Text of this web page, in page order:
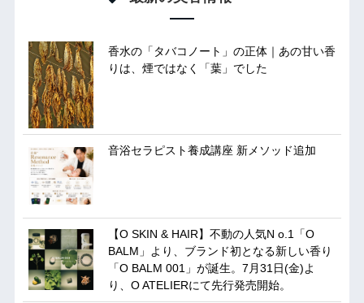
香水の「タバコノート」の正体｜あの甘い香
りは、煙ではなく「葉」でした
音浴セラピスト養成講座 新メソッド追加
【O SKIN & HAIR】不動の人気N o.1「O
BALM」より、ブランド初となる新しい香り
「O BALM 001」が誕生。7月31日(金)よ
り、O ATELIERにて先行発売開始。